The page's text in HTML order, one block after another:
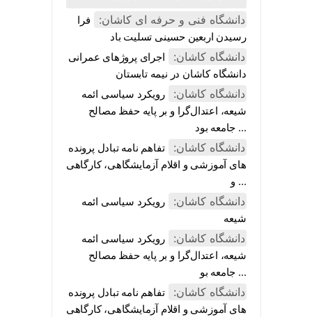
دانشگاه فنی و حرفه ای کاشان:
فرا
رسیدن اربعین حسینی تسلیت باد
دانشگاه کاشان:
اجرای پروژهای عمرانی
دانشگاه کاشان در نیمه تابستان
دانشگاه کاشان:
رویکرد سیاسی ائمه
شیعه، اعتدال‌گرا و بر پایه حفظ مصالح
جامعه بود ...
دانشگاه کاشان:
تفاهم نامه تبادل پرونده‌
های آموزشی و اقلام آزمایشگاهی، کارگاهی
و ...
دانشگاه کاشان:
رویکرد سیاسی ائمه
شیعه
دانشگاه کاشان:
رویکرد سیاسی ائمه
شیعه، اعتدال‌گرا و بر پایه حفظ مصالح
جامعه بو ...
دانشگاه کاشان:
تفاهم نامه تبادل پرونده‌
های آموزشی و اقلام آزمایشگاهی، کارگاهی